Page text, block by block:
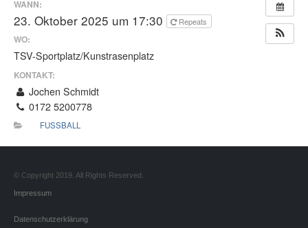
WANN:
23. Oktober 2025 um 17:30 Repeats
WO:
TSV-Sportplatz/Kunstrasenplatz
KONTAKT:
Jochen Schmidt
0172 5200778
FUSSBALL
© Copyright 2019. All Rights Reserved.
Impressum
Datenschutzerklärung